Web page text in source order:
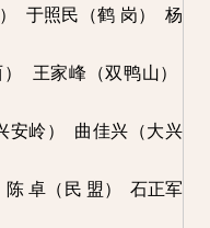
于照民（鹤 岗） 杨
王家峰（双鸭山）
安岭） 曲佳兴（大兴
卓（民 盟） 石正军